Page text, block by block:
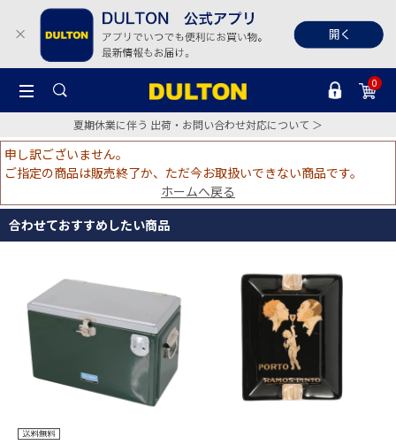
0
夏期休業に伴う 出荷・お問い合わせ対応について ＞
申し訳ございません。
ご指定の商品は販売終了か、ただ今お取扱いできない商品です。
ホームへ戻る
合わせておすすめしたい商品